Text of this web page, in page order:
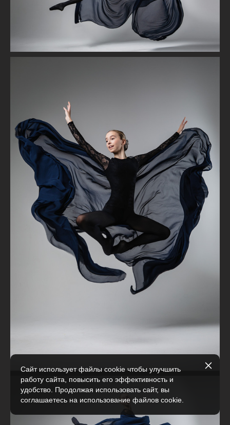
Сайт использует файлы cookie чтобы улучшить
работу сайта, повысить его эффективность и
удобство. Продолжая использовать сайт, вы
соглашаетесь на использование файлов cookie.